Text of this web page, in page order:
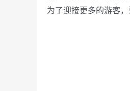
为了迎接更多的游客